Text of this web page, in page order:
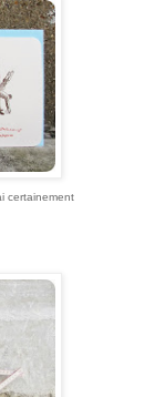
certainement